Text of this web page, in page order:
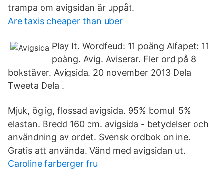
trampa om avigsidan är uppåt.
Are taxis cheaper than uber
Play It. Wordfeud: 11 poäng Alfapet: 11
poäng. Avig. Aviserar. Fler ord på 8
bokstäver. Avigsida. 20 november 2013 Dela
Tweeta Dela .
Mjuk, öglig, flossad avigsida. 95% bomull 5%
elastan. Bredd 160 cm. avigsida - betydelser och
användning av ordet. Svensk ordbok online.
Gratis att använda. Vänd med avigsidan ut.
Caroline farberger fru